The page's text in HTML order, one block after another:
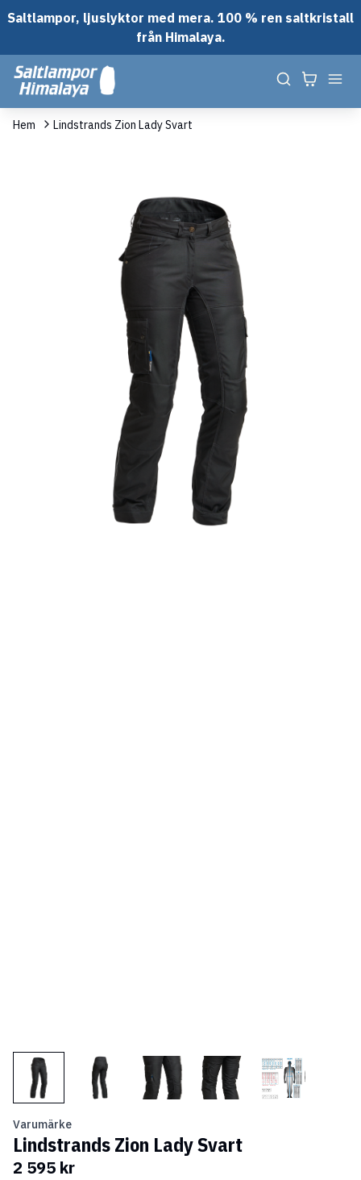
Saltlampor, ljuslyktor med mera. 100 % ren saltkristall
från Himalaya.
Hem Lindstrands Zion Lady Svart
Varumärke
Lindstrands Zion Lady Svart
2 595 kr